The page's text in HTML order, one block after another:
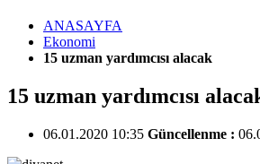
ANASAYFA
Ekonomi
15 uzman yardımcısı alacak
15 uzman yardımcısı
06.01.2020 10:35 Güncellenme :